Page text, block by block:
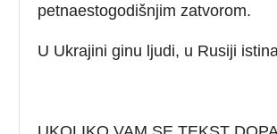
petnaestogodišnjim zatvorom.
U Ukrajini ginu ljudi, u Rusiji